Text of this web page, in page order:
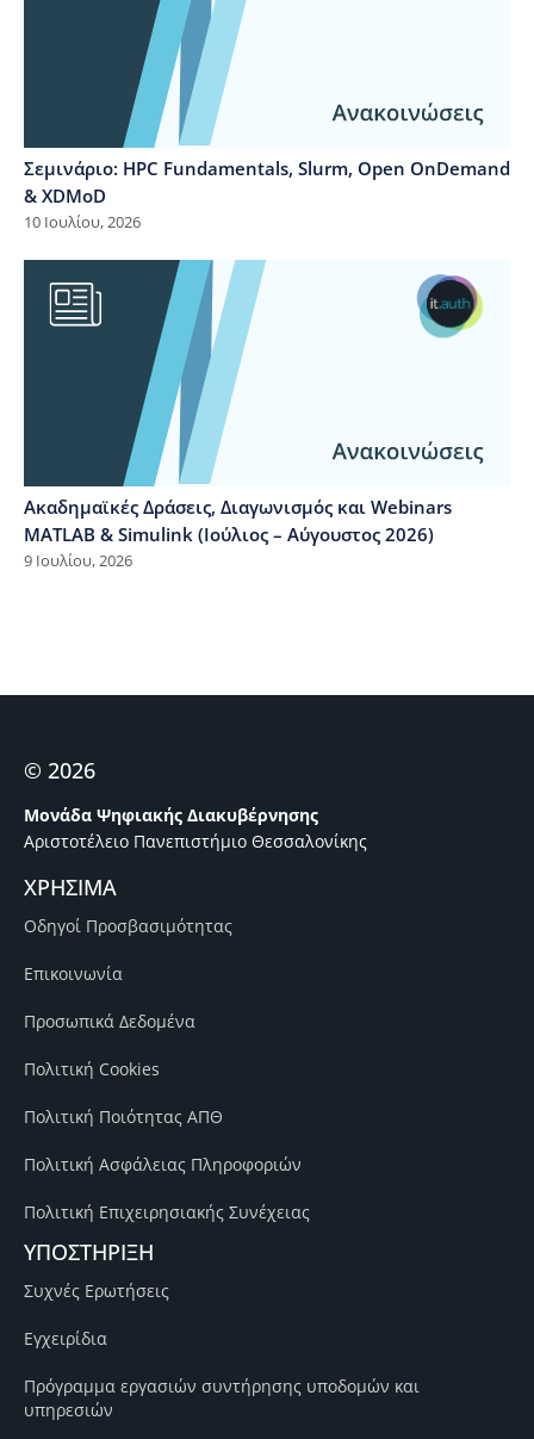
Σεμινάριο: HPC Fundamentals, Slurm, Open OnDemand
& XDMoD
10 Ιουλίου, 2026
Ακαδημαϊκές Δράσεις, Διαγωνισμός και Webinars
MATLAB & Simulink (Ιούλιος – Αύγουστος 2026)
9 Ιουλίου, 2026
© 2026
Μονάδα Ψηφιακής Διακυβέρνησης
Αριστοτέλειο Πανεπιστήμιο Θεσσαλονίκης
ΧΡΗΣΙΜΑ
Οδηγοί Προσβασιμότητας
Επικοινωνία
Προσωπικά Δεδομένα
Πολιτική Cookies
Πολιτική Ποιότητας ΑΠΘ
Πολιτική Ασφάλειας Πληροφοριών
Πολιτική Επιχειρησιακής Συνέχειας
ΥΠΟΣΤΗΡΙΞΗ
Συχνές Ερωτήσεις
Εγχειρίδια
Πρόγραμμα εργασιών συντήρησης υποδομών και
υπηρεσιών